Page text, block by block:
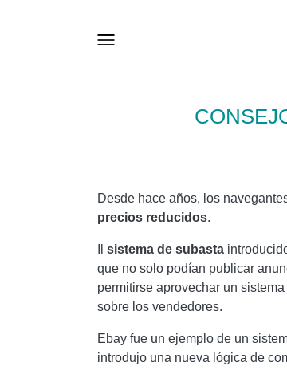
Desde hace años, los
precios reducidos.
sistema de subasta
que no solo podían publicar
permitirse aprovechar un
sobre los vendedores.
Ebay fue un ejemplo de un
introdujo una nueva lógica de